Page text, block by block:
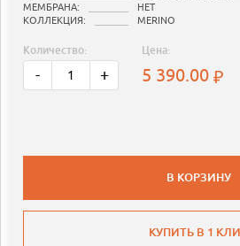
МЕМБРАНА:
НЕТ
КОЛЛЕКЦИЯ:
MERINO
Количество:
- +
Цена:
5 390.00
В КОРЗИНУ
КУПИТЬ В 1